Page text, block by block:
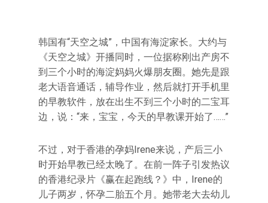
韩国有“天空之城”，中国有海淀家长。大约与
《天空之城》开播同时，一位据称刚出产房不
到三个小时的海淀妈妈火爆朋友圈。她先是跟
老大语音通话，辅导作业，然后就打开手机里
的早教软件，放在出生不到三个小时的二宝耳
边，说：“来，宝宝，今天的早教课开始了……”
不过，对于香港的孕妈Irene来说，产后三小
时开始早教已经太晚了。在前一阵子引发热议
的香港纪录片《赢在起跑线？》中，Irene的
儿子两岁，怀孕二胎五个月。她带老大去幼儿